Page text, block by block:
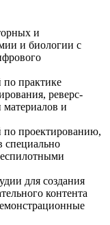
и
и биологии с
по практике
реверс-
и
по проектированию,
специально
для создания
контента